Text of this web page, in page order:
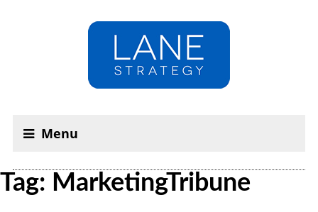
Menu
Tag: MarketingTribune